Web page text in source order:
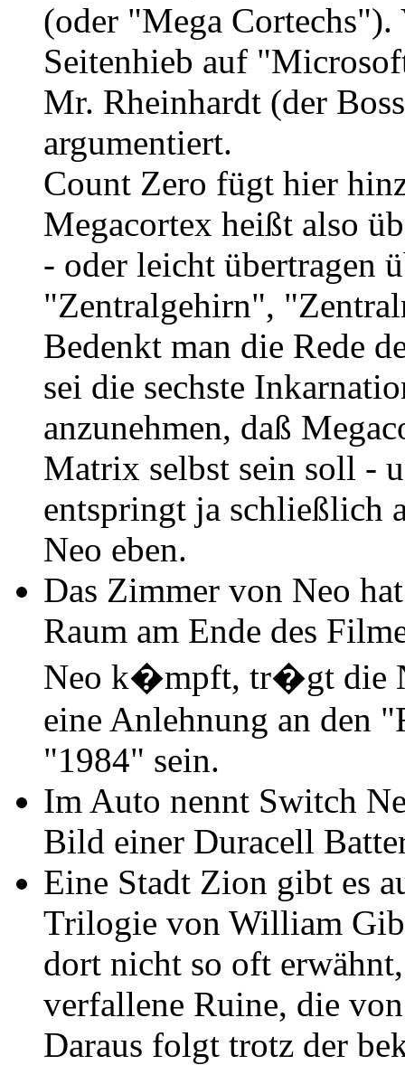
(oder "Mega
Seitenhieb auf
Mr. Rheinhardt (der
argumentiert.
Count Zero fügt hier
Megacortex heißt also
- oder leicht übertragen
"Zentralgehirn",
Bedenkt man die Rede
sei die sechste
anzunehmen, daß
Matrix selbst sein soll -
entspringt ja schließlich
Neo eben.
Das Zimmer von Neo
Raum am Ende des
Neo k�mpft, tr�gt die
eine Anlehnung an den
"1984" sein.
Im Auto nennt Switch
Bild einer Duracell
Eine Stadt Zion gibt es
Trilogie von William
dort nicht so oft
verfallene Ruine, die
Daraus folgt trotz der